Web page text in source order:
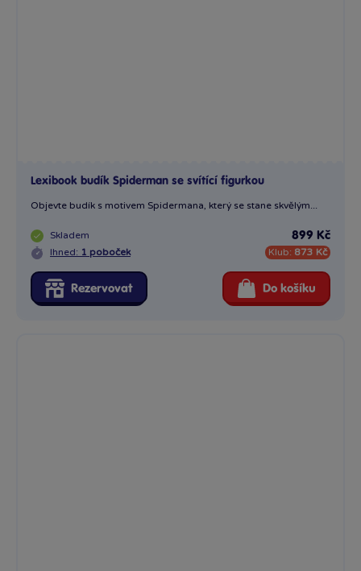
Lexibook budík Spiderman se svítící figurkou
Objevte budík s motivem Spidermana, který se stane skvělým...
Skladem
Ihned: 1 poboček
899 Kč
Klub: 873 Kč
Rezervovat Do košíku